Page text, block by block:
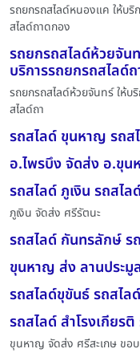
รถยกรถสไลด์หนองแค ให้บ
สไลด์ถาดกอง
รถยกรถสไลด์ห้วยจัน
บริการรถยกรถสไลด์
รถยกรถสไลด์ห้วยจันทร์ ให้บ
สไลด์ถา
รถสไลด์ ขุนหาญ รถส
อ.ไพรบึง จัดส่ง อ.ขุน
รถสไลด์ ภูเงิน รถสไล
ภูเงิน จัดส่ง ศรีรัตนะ
รถสไลด์ กันทรลักษ์ ร
ขุนหาญ ส่ง ลานประมู
รถสไลด์ขุขันธ์ รถสไล
รถสไลด์ สำโรงเกียร
ขุนหาญ จัดส่ง ศรีสะเกษ ขอ